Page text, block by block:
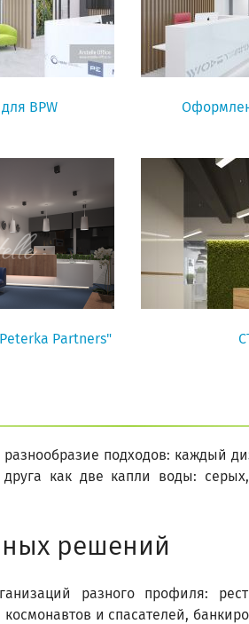
BPW
Partners"
подходов: каждый
как две капли воды:
решений
разного профиля:
и спасателей,